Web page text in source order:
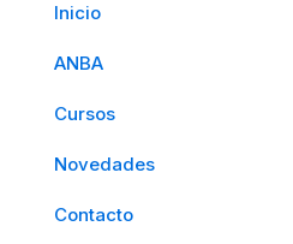
Inicio
ANBA
Cursos
Novedades
Contacto